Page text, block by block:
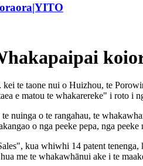
te taone nui o Huizhou, te
e matou te whakarereke" i roto i
nuinga o te rangahau, te
o nga peeke pepa, nga
kua whiwhi 14 patent
me te whakawhānui ake i te